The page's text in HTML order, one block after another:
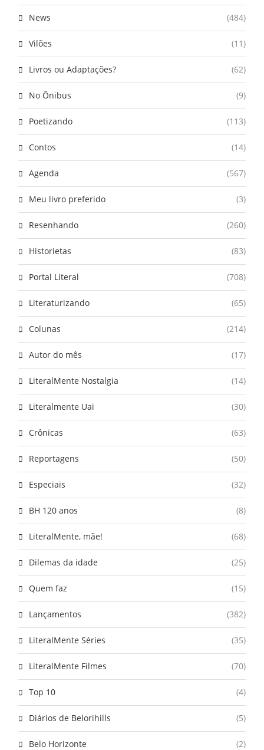
News (484)
Vilões (11)
Livros ou Adaptações? (62)
No Ônibus (9)
Poetizando (113)
Contos (14)
Agenda (567)
Meu livro preferido (3)
Resenhando (260)
Historietas (83)
Portal Literal (708)
Literaturizando (65)
Colunas (214)
Autor do mês (17)
LiteralMente Nostalgia (14)
Literalmente Uai (30)
Crônicas (63)
Reportagens (50)
Especiais (32)
BH 120 anos (8)
LiteralMente, mãe! (68)
Dilemas da idade (25)
Quem faz (15)
Lançamentos (382)
LiteralMente Séries (35)
LiteralMente Filmes (70)
Top 10 (4)
Diários de Belorihills (5)
Belo Horizonte (2)